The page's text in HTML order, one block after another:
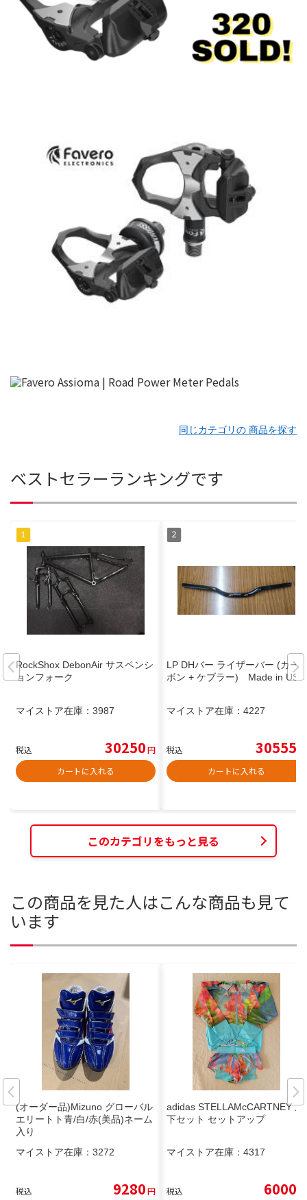
同じカテゴリの 商品を探す
ベストセラーランキングです
RockShox DebonAir サスペンシ
ョンフォーク
マイストア在庫： 3987
税込 30250円
カートに入れる
LP DHバー ライザーバー (カー
ボン + ケブラー) Made in USA
マイストア在庫： 4227
税込 30555
カートに入れる
このカテゴリをもっと見る
この商品を見た人はこんな商品も見て
います
(オーダー品)Mizuno グローバル
エリートト青/白/赤(美品)ネーム
入り
マイストア在庫： 3272
税込 9280円
adidas STELLAMcCARTNEY 上
下セット セットアップ
マイストア在庫： 4317
税込 6000